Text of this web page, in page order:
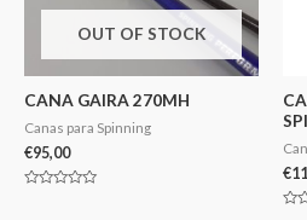
OUT OF STOCK
CANA GAIRA 270MH
Canas para Spinning
€95,00
€